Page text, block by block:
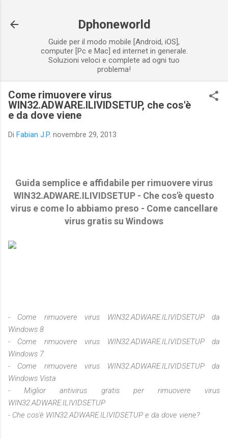
Dphoneworld
Guide per il modo mobile [Android, iOS],
computer [Pc e Mac] ed internet in generale.
Soluzioni veloci e complete ad ogni tuo
problema!
Come rimuovere virus
WIN32.ADWARE.ILIVIDSETUP, che cos'è
e da dove viene
Di Fabian J.P. novembre 29, 2013
Guida semplice e affidabile per rimuovere virus
WIN32.ADWARE.ILIVIDSETUP - Che cos'è questo
virus e come lo abbiamo preso - Come cancellare
virus gratis su Windows
- Come rimuovere virus WIN32.ADWARE.ILIVIDSETUP da
Windows 8
- Come rimuovere virus WIN32.ADWARE.ILIVIDSETUP da
Windows 7
- Come rimuovere virus WIN32.ADWARE.ILIVIDSETUP da
Windows Vista
- Miglior antivirus gratis per rimuovere virus
WIN32.ADWARE.ILIVIDSETUP
- Che cos'è WIN32.ADWARE.ILIVIDSETUP e da dove viene?